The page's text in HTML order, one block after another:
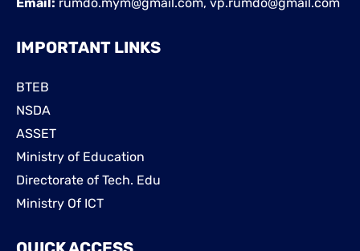
Email: rumdo.mym@gmail.com, vp.rumdo@gmail.com
IMPORTANT LINKS
BTEB
NSDA
ASSET
Ministry of Education
Directorate of Tech. Edu
Ministry Of ICT